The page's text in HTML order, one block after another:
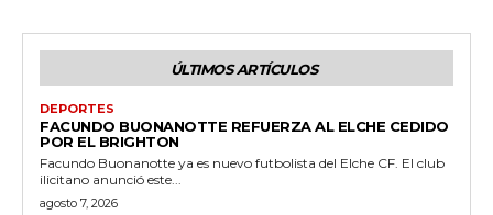
ÚLTIMOS ARTÍCULOS
DEPORTES
FACUNDO BUONANOTTE REFUERZA AL ELCHE CEDIDO
POR EL BRIGHTON
Facundo Buonanotte ya es nuevo futbolista del Elche CF. El club
ilicitano anunció este...
agosto 7, 2026